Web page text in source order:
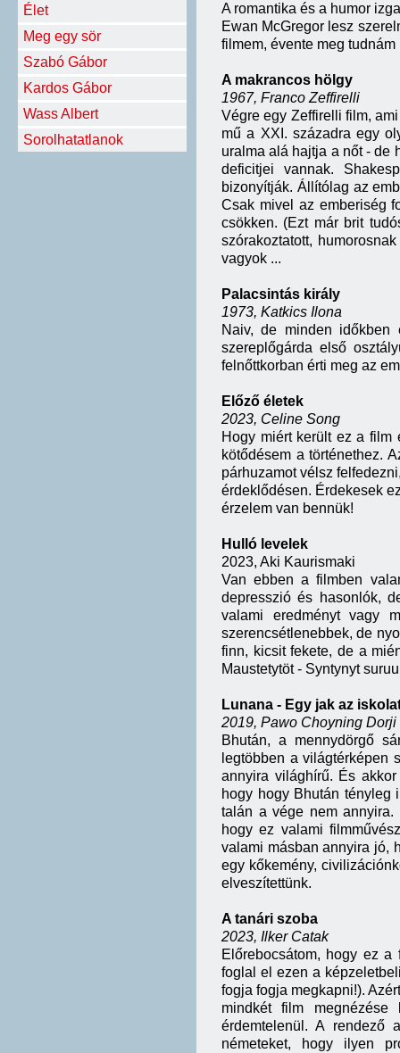
Élet
Meg egy sör
Szabó Gábor
Kardos Gábor
Wass Albert
Sorolhatatlanok
A romantika és a humor
Ewan McGregor lesz
filmem, évente meg tudnám
A makrancos hölgy
1967, Franco Zeffirelli
Végre egy Zeffirelli film,
mű a XXI. századra egy
uralma alá hajtja a nőt - de
deficitjei vannak.
bizonyítják. Állítólag az
Csak mivel az emberiség
csökken. (Ezt már brit
szórakoztatott,
vagyok ...
Palacsintás király
1973, Katkics Ilona
Naiv, de minden időkben
szereplőgárda első
felnőttkorban érti meg az
Előző életek
2023, Celine Song
Hogy miért került ez a film
kötődésem a történethez.
párhuzamot vélsz
érdeklődésen. Érdekesek
érzelem van bennük!
Hulló levelek
2023, Aki Kaurismaki
Van ebben a filmben
depresszió és hasonlók,
valami eredményt vagy
szerencsétlenebbek, de
finn, kicsit fekete, de a
Maustetytöt - Syntynyt
Lunana - Egy jak az
2019, Pawo Choyning Dorji
Bhután, a mennydörgő
legtöbben a világtérképen
annyira világhírű. És
hogy hogy Bhután tényleg
talán a vége nem
hogy ez valami
valami másban annyira jó,
egy kőkemény,
elveszítettünk.
A tanári szoba
2023, Ilker Catak
Előrebocsátom, hogy ez
foglal el ezen a
fogja fogja megkapni!).
mindkét film
érdemtelenül. A rendező
németeket, hogy ilyen